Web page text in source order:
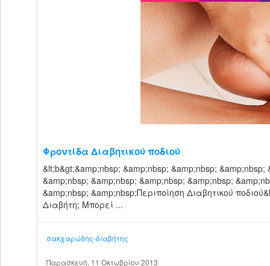
Φροντίδα Διαβητικού ποδιού
&lt;b&gt;&amp;nbsp; &amp;nbsp; &amp;nbsp;
&amp;nbsp; &amp;nbsp; &amp;nbsp; &amp;nbsp;
&amp;nbsp; &amp;nbsp;Περιποίηση Διαβητικού
Διαβήτη; Μπορεί ...
σακχαρώδης-διαβήτης
Παρασκευή, 11 Οκτωβρίου 2013